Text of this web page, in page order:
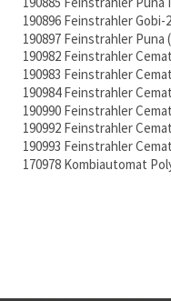
190896 Feinstrahler Gobi-2
190897 Feinstrahler Puna
190982 Feinstrahler
190983 Feinstrahler
190984 Feinstrahler
190990 Feinstrahler
190992 Feinstrahler
190993 Feinstrahler
170978 Kombiautomat